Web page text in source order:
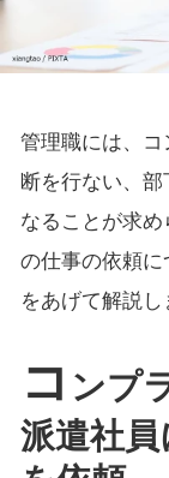
管理職には、コ
断を行ない、
なることが求
の仕事の依頼に
をあげて解説し
コ ンプ
派遣社